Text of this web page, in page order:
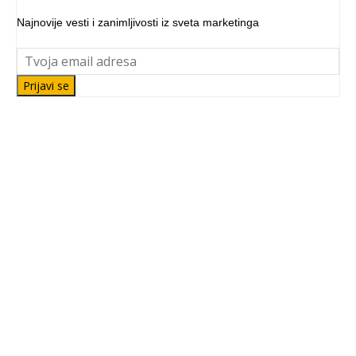
Najnovije vesti i zanimljivosti iz sveta marketinga
Prijavi se